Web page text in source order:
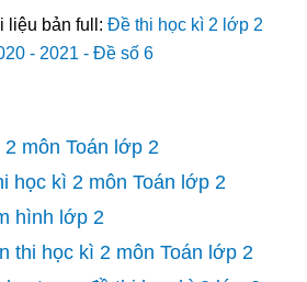
liệu bản full: Đề thi học kì 2 lớp 2
- 2021 - Đề số 6
môn Toán lớp 2
học kì 2 môn Toán lớp 2
hình lớp 2
thi học kì 2 môn Toán lớp 2